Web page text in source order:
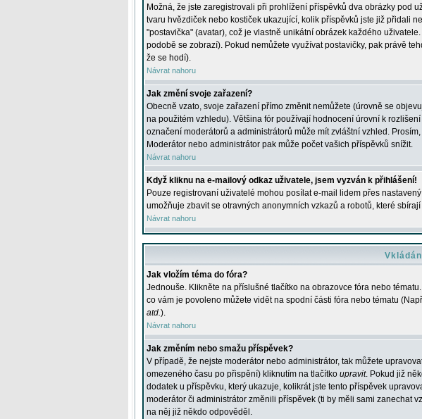
Možná, že jste zaregistrovali při prohlížení příspěvků dva obrázky pod
tvaru hvězdiček nebo kostiček ukazující, kolik příspěvků jste již přidali
"postavička" (avatar), což je vlastně unikátní obrázek každého
podobě se zobrazí). Pokud nemůžete využívat postavičky, pak právě
že se hodí).
Návrat nahoru
Jak změní svoje zařazení?
Obecně vzato, svoje zařazení přímo změnit nemůžete (úrovně se
na použitém vzhledu). Většina fór používají hodnocení úrovní k
označení moderátorů a administrátorů může mít zvláštní vzhled.
Moderátor nebo administrátor pak může počet vašich příspěvků snížit.
Návrat nahoru
Když kliknu na e-mailový odkaz uživatele, jsem vyzván k přihlášení!
Pouze registrovaní uživatelé mohou posílat e-mail lidem přes
umožňuje zbavit se otravných anonymních vzkazů a robotů, které
Návrat nahoru
Jak vložím téma do fóra?
Jednouše. Klikněte na příslušné tlačítko na obrazovce fóra nebo
co vám je povoleno můžete vidět na spodní části fóra nebo tématu
atd.).
Návrat nahoru
Jak změním nebo smažu příspěvek?
V případě, že nejste moderátor nebo administrátor, tak můžete
omezeného času po přispění) kliknutím na tlačítko upravit. Pokud již
dodatek u příspěvku, který ukazuje, kolikrát jste tento příspěvek
moderátor či administrátor změnili příspěvek (ti by měli sami zanechat
na něj již někdo odpověděl.